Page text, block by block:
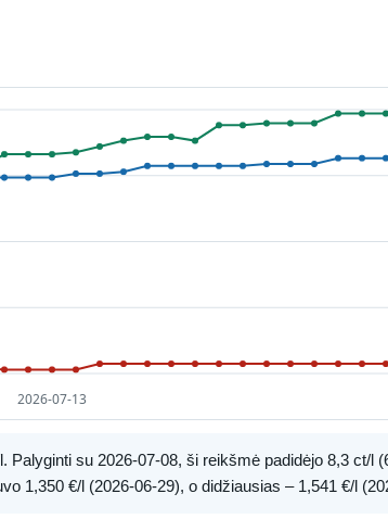
su 2026-07-08, ši reikšmė padidėjo 8,3 ct/l
1,350 €/l (2026-06-29), o didžiausias – 1,541 €/l